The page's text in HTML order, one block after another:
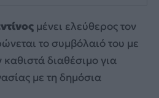
μένει ελεύθερος τον
το συμβόλαιό του με
καθιστά διαθέσιμο για
με τη δημόσια